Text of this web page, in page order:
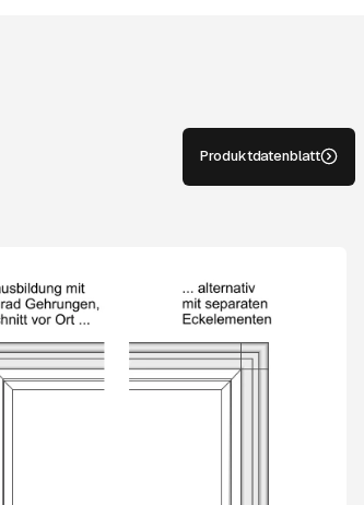
Produktdatenblatt